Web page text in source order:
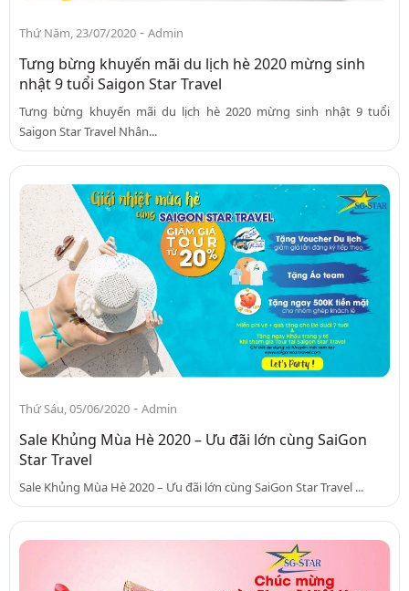
Thứ Năm, 23/07/2020 - Admin
Tưng bừng khuyến mãi du lịch hè 2020 mừng sinh
nhật 9 tuổi Saigon Star Travel
Tưng bừng khuyến mãi du lịch hè 2020 mừng sinh nhật 9 tuổi
Saigon Star Travel Nhân...
Thứ Sáu, 05/06/2020 - Admin
Sale Khủng Mùa Hè 2020 – Ưu đãi lớn cùng SaiGon
Star Travel
Sale Khủng Mùa Hè 2020 – Ưu đãi lớn cùng SaiGon Star Travel ...